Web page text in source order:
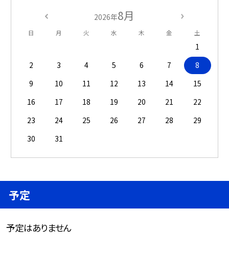
2026年8月
日 月 火 水 木 金 土
1
2
3 4 5 6 7
8
9
10 11 12 13 14
15
16
17 18 19 20 21
22
23
24 25 26 27 28
29
30
31
予定
予定はありません